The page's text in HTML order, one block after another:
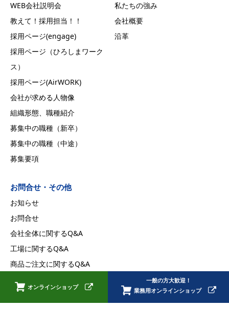
オンラインショップ
一般の方大歓迎！
業務用オンラインショップ
WEB会社説明会
教えて！採用担当！！
採用ページ(engage)
採用ページ（ひろしまワーク
ス）
採用ページ(AirWORK)
会社が求める人物像
組織形態、職種紹介
募集中の職種（新卒）
募集中の職種（中途）
募集要項
私たちの強み
会社概要
沿革
お問合せ・その他
お知らせ
お問合せ
会社全体に関するQ&A
工場に関するQ&A
商品ご注文に関するQ&A
プライバシーポリシー